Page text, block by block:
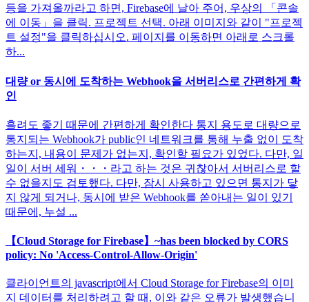
등을 가져올까라고 하면, Firebase에 날아 주어, 우상의 「콘솔
에 이동」을 클릭. 프로젝트 선택. 아래 이미지와 같이 "프로젝
트 설정"을 클릭하십시오. 페이지를 이동하면 아래로 스크롤
하...
대량 or 동시에 도착하는 Webhook을 서버리스로 간편하게 확
인
흘려도 좋기 때문에 간편하게 확인한다 통지 용도로 대량으로
통지되는 Webhook가 public인 네트워크를 통해 누출 없이 도착
하는지, 내용이 문제가 없는지, 확인할 필요가 있었다. 다만, 일
일이 서버 세워・・・라고 하는 것은 귀찮아서 서버리스로 할
수 없을지도 검토했다. 다만, 잠시 사용하고 있으면 통지가 닿
지 않게 되거나, 동시에 받은 Webhook를 쏟아내는 일이 있기
때문에, 누설 ...
【Cloud Storage for Firebase】~has been blocked by CORS
policy: No 'Access-Control-Allow-Origin'
클라이언트의 javascript에서 Cloud Storage for Firebase의 이미
지 데이터를 처리하려고 할 때, 이와 같은 오류가 발생했습니